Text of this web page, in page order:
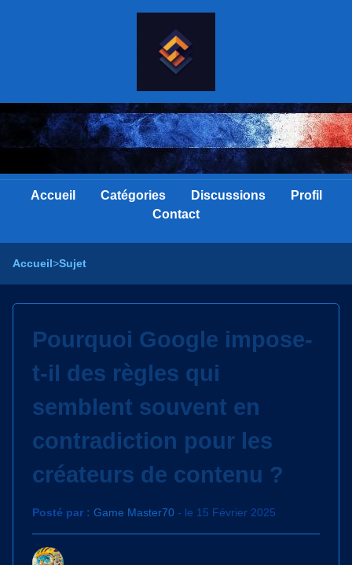
Accueil Catégories Discussions
Profil
Contact
Accueil>Sujet
Pourquoi Google impose-
t-il des règles qui
semblent souvent en
contradiction pour les
créateurs de contenu ?
Posté par : Game Master70 - le 15 Février 2025